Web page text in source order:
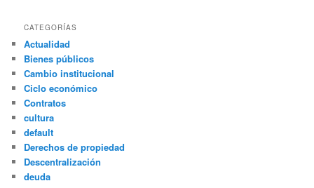
CATEGORÍAS
Actualidad
Bienes públicos
Cambio institucional
Ciclo económico
Contratos
cultura
default
Derechos de propiedad
Descentralización
deuda